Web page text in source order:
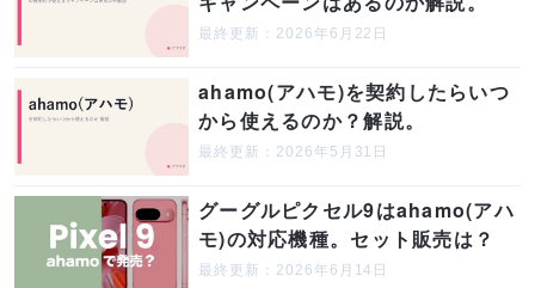
最終更新：2026年6月22日
ahamo(アハモ)を契約したらいつ
から使えるのか？解説。
最終更新：2026年5月31日
グーグルピクセル9はahamo(アハ
モ)の対応機種。セット販売は？
最終更新：2026年6月14日